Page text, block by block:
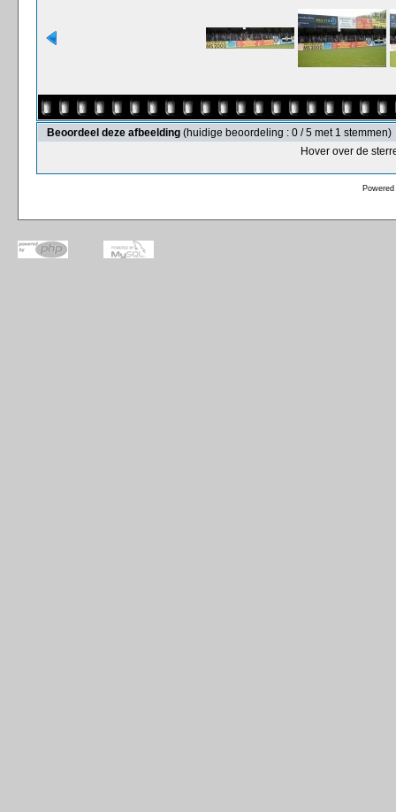
Beoordeel deze afbeelding (huidige beoordeling : 0 / 5 met 1 stemmen)
Hover over de